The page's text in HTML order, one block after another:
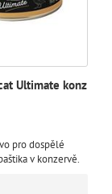
Ultimate konz
pro dospělé
v konzervě.